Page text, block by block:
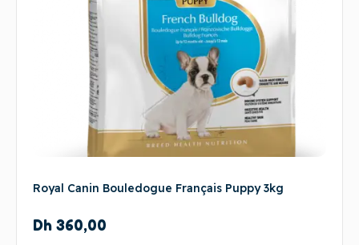
Royal Canin Bouledogue Français Puppy 3kg
Dh 360,00